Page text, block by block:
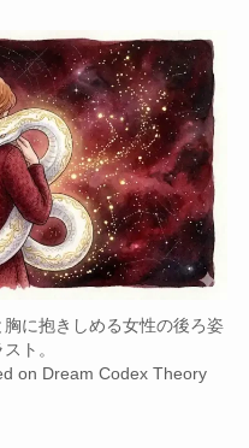
に抱きしめる女性の後ろ姿
ト。
on Dream Codex Theory